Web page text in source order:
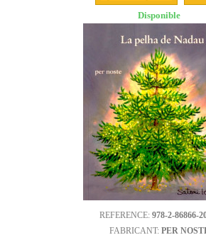
Disponible
REFERENCE: 978-2-86866-
FABRICANT: PER